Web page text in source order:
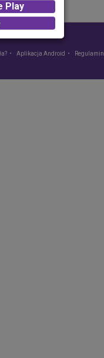
Aplikacja Android Regulamin
Play